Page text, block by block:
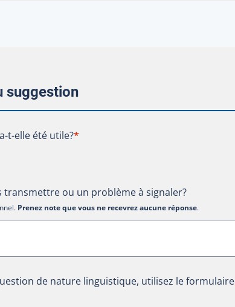
suggestion
a-t-elle été utile?
t-elle été utile?*
transmettre ou un problème à signaler?
Prenez note que vous ne recevrez aucune réponse.
de nature linguistique, utilisez le formulaire